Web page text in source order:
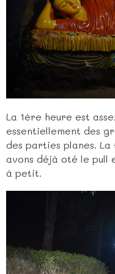
La 1ère heure est
essentiellement des
des parties planes.
avons déjà oté le pull
à petit.